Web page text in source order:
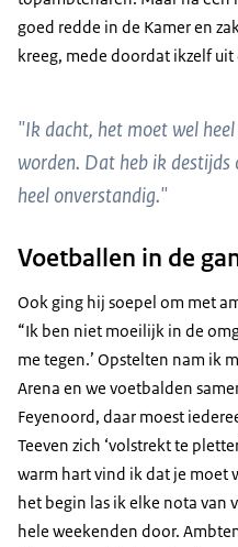
goed redde in de Kamer en
kreeg, mede doordat ikzelf uit
"Ik dacht, het moet wel
worden. Dat heb ik destijds
heel onverstandig."
Voetballen in de
Ook ging hij soepel om met
“Ik ben niet moeilijk in de
me tegen.’ Opstelten nam ik
Arena en we voetbalden
Feyenoord, daar moest
Teeven zich ‘volstrekt te
warm hart vind ik dat je moet
het begin las ik elke nota van
hele weekenden door.